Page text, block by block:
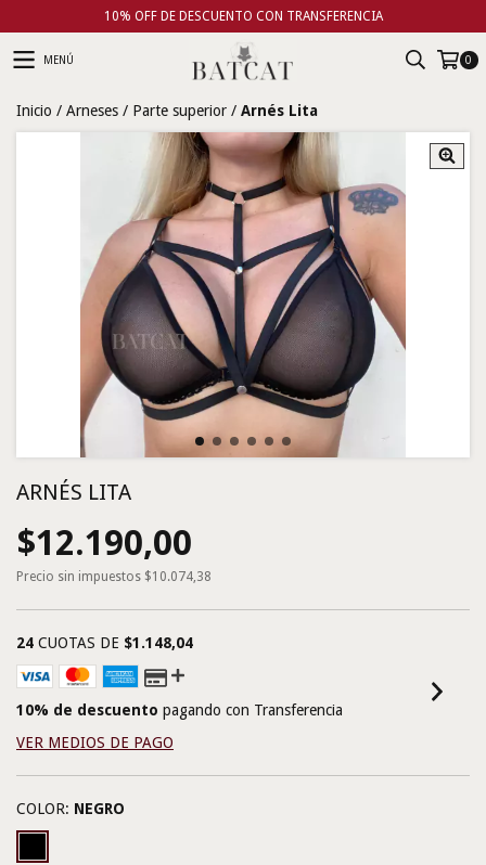
10% OFF DE DESCUENTO CON TRANSFERENCIA
MENÚ 0
Inicio / Arneses / Parte superior / Arnés Lita
ARNÉS LITA
$12.190,00
Precio sin impuestos $10.074,38
24 CUOTAS DE $1.148,04
10% de descuento pagando con Transferencia
VER MEDIOS DE PAGO
COLOR: NEGRO